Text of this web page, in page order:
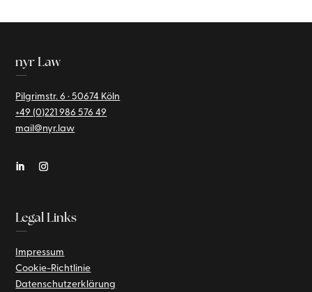
nyr Law
—
Pilgrimstr. 6 · 50674 Köln
+49 (0)221986 576 49
mail@nyr.law
Legal Links
—
Impressum
Cookie-Richtlinie
Datenschutzerklärung